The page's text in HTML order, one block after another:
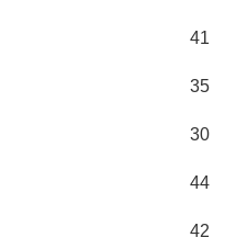
41
35
30
44
42